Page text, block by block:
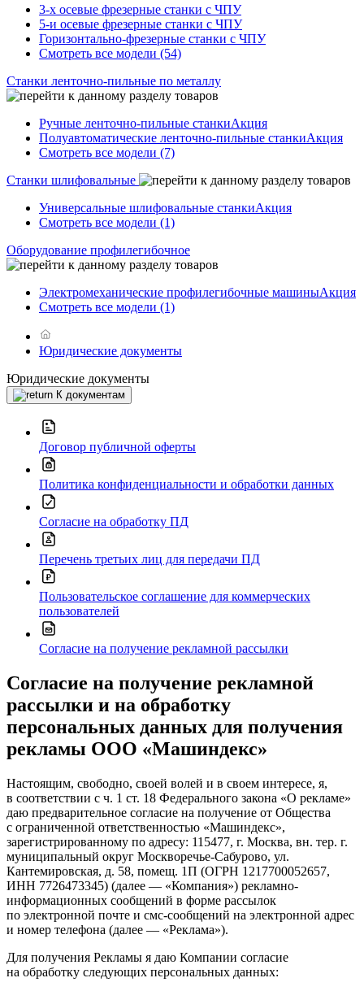
3-х осевые фрезерные станки с ЧПУ
5-и осевые фрезерные станки с ЧПУ
Горизонтально-фрезерные станки с ЧПУ
Смотреть все модели (54)
Станки ленточно-пильные по металлу
Ручные ленточно-пильные станкиАкция
Полуавтоматические ленточно-пильные станкиАкция
Смотреть все модели (7)
Станки шлифовальные
Универсальные шлифовальные станкиАкция
Смотреть все модели (1)
Оборудование профилегибочное
Электромеханические профилегибочные машиныАкция
Смотреть все модели (1)
Юридические документы
Юридические документы
К документам
Договор публичной оферты
Политика конфиденциальности и обработки данных
Согласие на обработку ПД
Перечень третьих лиц для передачи ПД
Пользовательское соглашение для коммерческих
пользователей
Согласие на получение рекламной рассылки
Согласие на получение рекламной
рассылки и на обработку
персональных данных для получения
рекламы ООО «Машиндекс»
Настоящим, свободно, своей волей и в своем интересе, я,
в соответствии с ч. 1 ст. 18 Федерального закона «О рекламе»
даю предварительное согласие на получение от Общества
с ограниченной ответственностью «Машиндекс»,
зарегистрированному по адресу: 115477, г. Москва, вн. тер. г.
муниципальный округ Москворечье-Сабурово, ул.
Кантемировская, д. 58, помещ. 1П (ОГРН 1217700052657,
ИНН 7726473345) (далее — «Компания») рекламно-
информационных сообщений в форме рассылок
по электронной почте и смс-сообщений на электронной адрес
и номер телефона (далее — «Реклама»).
Для получения Рекламы я даю Компании согласие
на обработку следующих персональных данных: